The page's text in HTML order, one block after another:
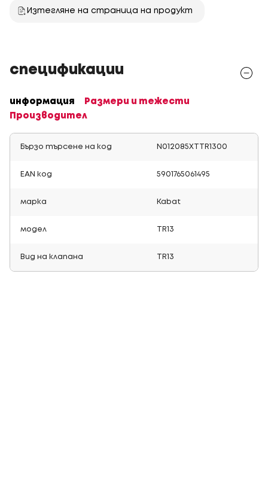
Изтегляне на страница на продукт
спецификации
информация
Размери и тежести
Производител
Бързо търсене на код N012085XTTR1300
EAN код 5901765061495
марка Kabat
модел TR13
Вид на клапана TR13